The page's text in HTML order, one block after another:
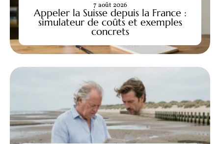
Appeler la Suisse depuis la France :
simulateur de coûts et exemples
concrets
7 août 2026